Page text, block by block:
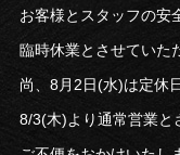
お客様とスタッフの安
臨時休業とさせていた
尚、8月2日(水)は定休
8/3(木)より通常営業と